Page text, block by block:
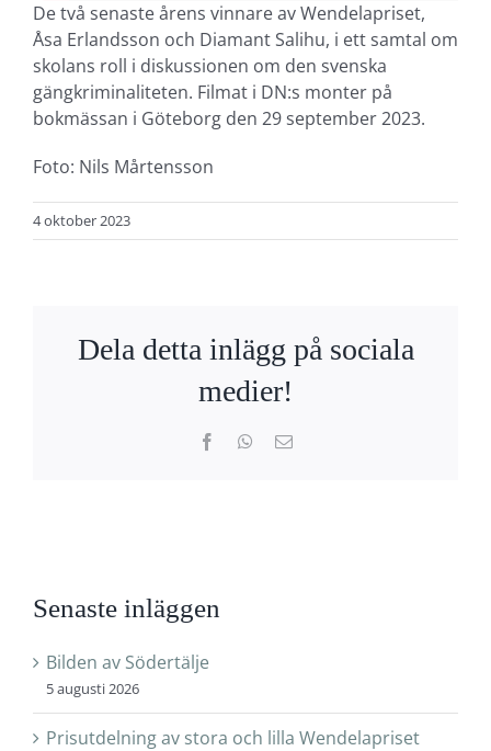
De två senaste årens vinnare av Wendelapriset,
Åsa Erlandsson och Diamant Salihu, i ett samtal om
skolans roll i diskussionen om den svenska
gängkriminaliteten. Filmat i DN:s monter på
bokmässan i Göteborg den 29 september 2023.
Foto: Nils Mårtensson
4 oktober 2023
Dela detta inlägg på sociala
medier!
FacebookWhatsApp
E-
Senaste inläggen
Bilden av Södertälje
5 augusti 2026
Prisutdelning av stora och lilla Wendelapriset